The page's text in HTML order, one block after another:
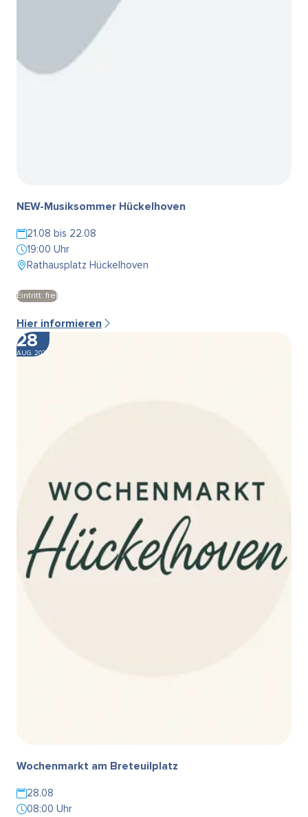
NEW-Musiksommer Hückelhoven
21.08 bis 22.08
19:00 Uhr
Rathausplatz Hückelhoven
Eintritt: frei
Hier informieren
28
AUG. 2026
Wochenmarkt am Breteuilplatz
28.08
08:00 Uhr